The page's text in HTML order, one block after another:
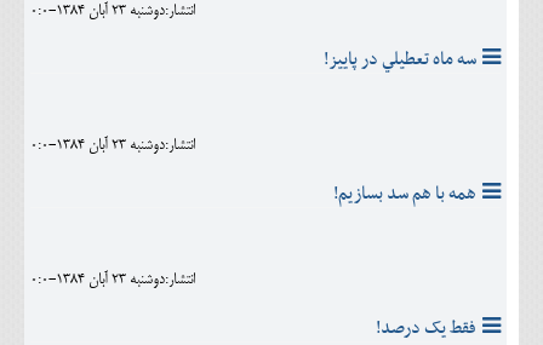
انتشار:دوشنبه 23 آبان 1384-0:0
سه ماه تعطيلي در پاييز!
انتشار:دوشنبه 23 آبان 1384-0:0
همه با هم سد بسازيم!
انتشار:دوشنبه 23 آبان 1384-0:0
فقط يک درصد!